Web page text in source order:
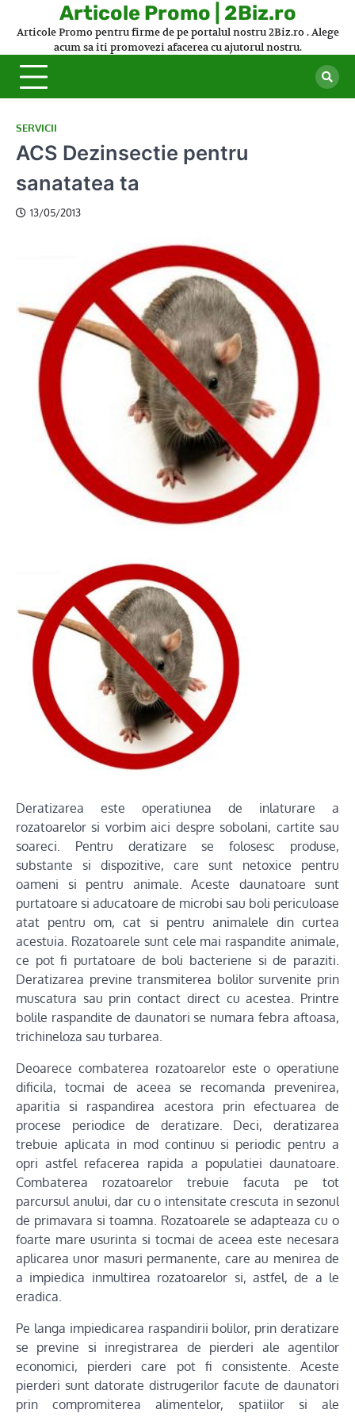
Articole Promo | 2Biz.ro
Articole Promo pentru firme de pe portalul nostru 2Biz.ro . Alege
acum sa iti promovezi afacerea cu ajutorul nostru.
SERVICII
ACS Dezinsectie pentru
sanatatea ta
13/05/2013
Deratizarea este operatiunea de inlaturare a
rozatoarelor si vorbim aici despre sobolani, cartite sau
soareci. Pentru deratizare se folosesc produse,
substante si dispozitive, care sunt netoxice pentru
oameni si pentru animale. Aceste daunatoare sunt
purtatoare si aducatoare de microbi sau boli periculoase
atat pentru om, cat si pentru animalele din curtea
acestuia. Rozatoarele sunt cele mai raspandite animale,
ce pot fi purtatoare de boli bacteriene si de paraziti.
Deratizarea previne transmiterea bolilor survenite prin
muscatura sau prin contact direct cu acestea. Printre
bolile raspandite de daunatori se numara febra aftoasa,
trichineloza sau turbarea.
Deoarece combaterea rozatoarelor este o operatiune
dificila, tocmai de aceea se recomanda prevenirea,
aparitia si raspandirea acestora prin efectuarea de
procese periodice de deratizare. Deci, deratizarea
trebuie aplicata in mod continuu si periodic pentru a
opri astfel refacerea rapida a populatiei daunatoare.
Combaterea rozatoarelor trebuie facuta pe tot
parcursul anului, dar cu o intensitate crescuta in sezonul
de primavara si toamna. Rozatoarele se adapteaza cu o
foarte mare usurinta si tocmai de aceea este necesara
aplicarea unor masuri permanente, care au menirea de
a impiedica inmultirea rozatoarelor si, astfel, de a le
eradica.
Pe langa impiedicarea raspandirii bolilor, prin deratizare
se previne si inregistrarea de pierderi ale agentilor
economici, pierderi care pot fi consistente. Aceste
pierderi sunt datorate distrugerilor facute de daunatori
prin compromiterea alimentelor, spatiilor si ale